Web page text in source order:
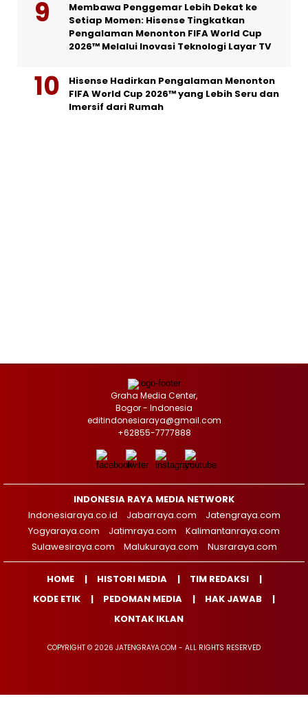
Membawa Penggemar Lebih Dekat ke
Setiap Momen: Hisense Tingkatkan
Pengalaman Menonton FIFA World Cup
2026™ Melalui Inovasi Teknologi Layar TV
Hisense Hadirkan Pengalaman Menonton
FIFA World Cup 2026™ yang Lebih Seru dan
Imersif dari Rumah
Graha Media Center,
Bogor - Indonesia
editindonesiaraya@gmail.com
+62855-7777888
INDONESIA RAYA MEDIA NETWORK
Indonesiaraya.co.id
Jabarraya.com
Jatengraya.com
Yogyaraya.com
Jatimraya.com
Kalimantanraya.com
Sulawesiraya.com
Malukuraya.com Nusraraya.com
HOME HISTORI MEDIA
TIM REDAKSI
KODE ETIK
PEDOMAN MEDIA
HAK JAWAB
KONTAK IKLAN
COPYRIGHT © 2026 JATENGRAYA.COM - ALL RIGHTS RESERVED